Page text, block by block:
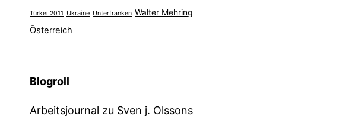
Türkei 2011 Ukraine Unterfranken Walter Mehring
Österreich
Blogroll
Arbeitsjournal zu Sven j. Olssons